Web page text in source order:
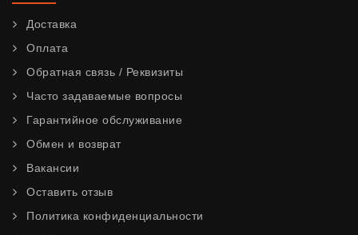
Доставка
Оплата
Обратная связь / Реквизиты
Часто задаваемые вопросы
Гарантийное обслуживание
Обмен и возврат
Вакансии
Оставить отзыв
Политика конфиденциальности